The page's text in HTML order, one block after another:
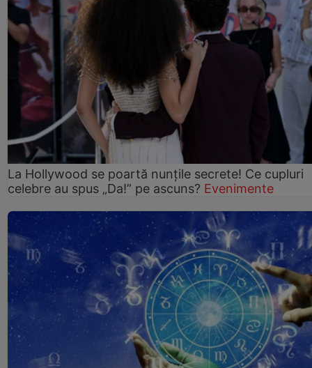
La Hollywood se poartă nunțile secrete! Ce cupluri
celebre au spus „Da!” pe ascuns? Evenimente